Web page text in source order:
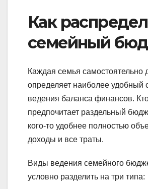
Как
семейный
Каждая семья самостоятельно
определяет наиболее удобный
ведения баланса финансов.
предпочитает раздельный
кого-то удобнее полностью
доходы и все траты.
Виды ведения семейного
условно разделить на три типа: